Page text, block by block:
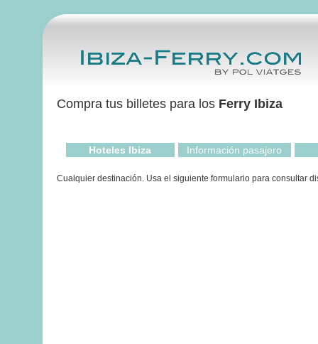
Compra tus billetes para los Ferry Ibiza
Hoteles Ibiza Información pasajero
Cualquier destinación. Usa el siguiente formulario para consultar